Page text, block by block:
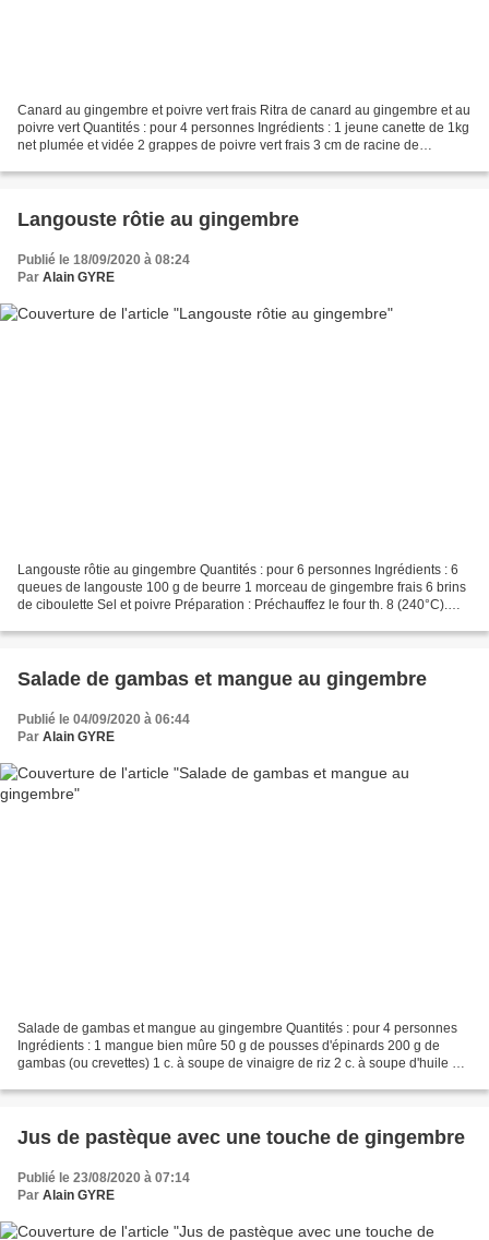
Canard au gingembre et poivre vert frais Ritra de canard au gingembre et au
poivre vert Quantités : pour 4 personnes Ingrédients : 1 jeune canette de 1kg
net plumée et vidée 2 grappes de poivre vert frais 3 cm de racine de
Langouste rôtie au gingembre
Publié le 18/09/2020 à 08:24
Par Alain GYRE
Langouste rôtie au gingembre Quantités : pour 6 personnes Ingrédients : 6
queues de langouste 100 g de beurre 1 morceau de gingembre frais 6 brins
de ciboulette Sel et poivre Préparation : Préchauffez le four th. 8 (240°C).
Salade de gambas et mangue au gingembre
Publié le 04/09/2020 à 06:44
Par Alain GYRE
Salade de gambas et mangue au gingembre Quantités : pour 4 personnes
Ingrédients : 1 mangue bien mûre 50 g de pousses d'épinards 200 g de
gambas (ou crevettes) 1 c. à soupe de vinaigre de riz 2 c. à soupe d'huile de
Jus de pastèque avec une touche de gingembre
Publié le 23/08/2020 à 07:14
Par Alain GYRE